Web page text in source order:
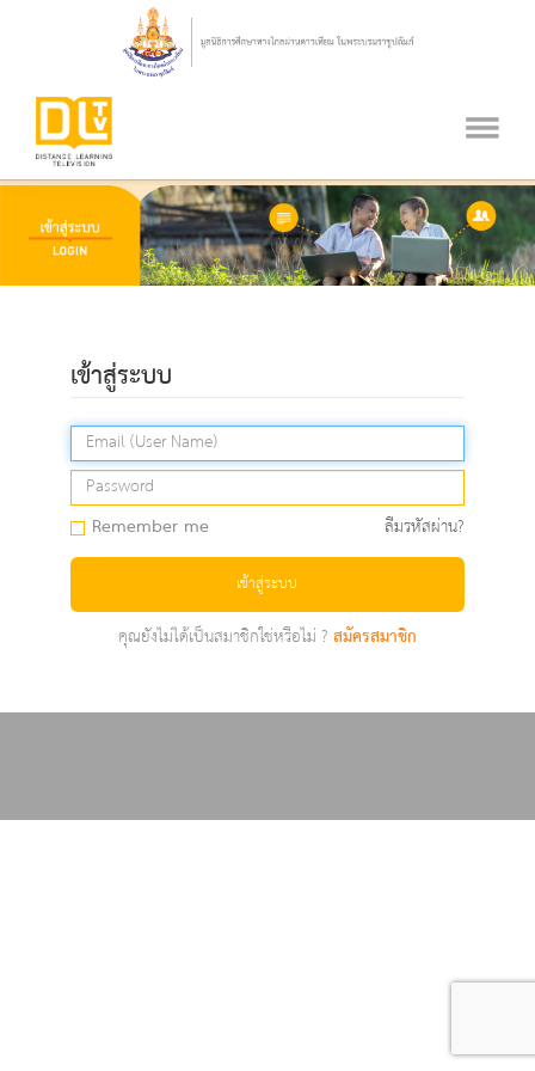
เข้าสู่ระบบ
Remember me ลืมรหัสผ่าน?
เข้าสู่ระบบ
คุณยังไม่ได้เป็นสมาชิกใช่หรือไม่ ?สมัครสมาชิก